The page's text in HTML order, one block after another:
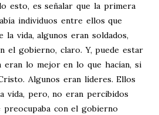
esto, es señalar que la primera
individuos entre ellos que
la vida, algunos eran soldados,
el gobierno, claro. Y, puede estar
eran lo mejor en lo que hacían, si
Algunos eran líderes. Ellos
vida, pero, no eran percibidos
con el gobierno